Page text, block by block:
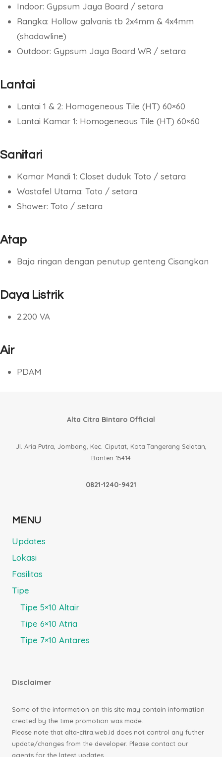
Indoor: Gypsum Jaya Board / setara
Rangka: Hollow galvanis tb 2x4mm & 4x4mm
(shadowline)
Outdoor: Gypsum Jaya Board WR / setara
Lantai
Lantai 1 & 2: Homogeneous Tile (HT) 60×60
Lantai Kamar 1: Homogeneous Tile (HT) 60×60
Sanitari
Kamar Mandi 1: Closet duduk Toto / setara
Wastafel Utama: Toto / setara
Shower: Toto / setara
Atap
Baja ringan dengan penutup genteng Cisangkan
Daya Listrik
2.200 VA
Air
PDAM
Alta Citra Bintaro Official
Jl. Aria Putra, Jombang, Kec. Ciputat, Kota Tangerang Selatan,
Banten 15414
0821-1240-9421
MENU
Updates
Lokasi
Fasilitas
Tipe
Tipe 5×10 Altair
Tipe 6×10 Atria
Tipe 7×10 Antares
Disclaimer
Some of the information on this site may contain information
created by the time promotion was made.
Please note that alta-citra.web.id does not control any futher
update/changes from the developer. Please contact our
agents for the latest updates.